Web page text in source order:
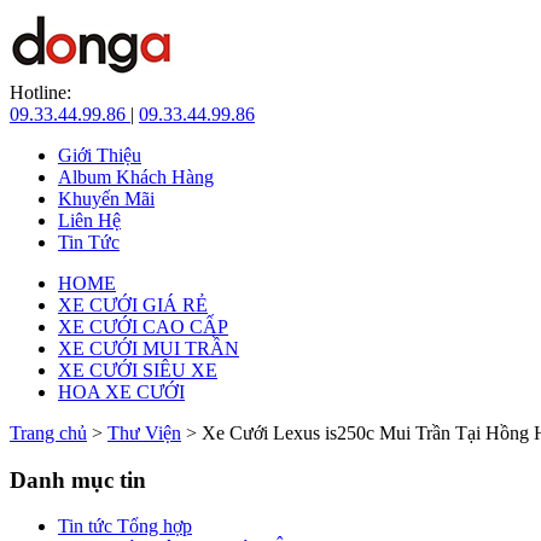
Hotline:
09.33.44.99.86 | 09.33.44.99.86
Giới Thiệu
Album Khách Hàng
Khuyến Mãi
Liên Hệ
Tin Tức
HOME
XE CƯỚI GIÁ RẺ
XE CƯỚI CAO CẤP
XE CƯỚI MUI TRẦN
XE CƯỚI SIÊU XE
HOA XE CƯỚI
Trang chủ > Thư Viện > Xe Cưới Lexus is250c Mui Trần Tại Hồng
Danh mục tin
Tin tức Tổng hợp